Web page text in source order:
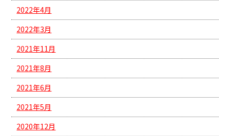
2022年4月
2022年3月
2021年11月
2021年8月
2021年6月
2021年5月
2020年12月